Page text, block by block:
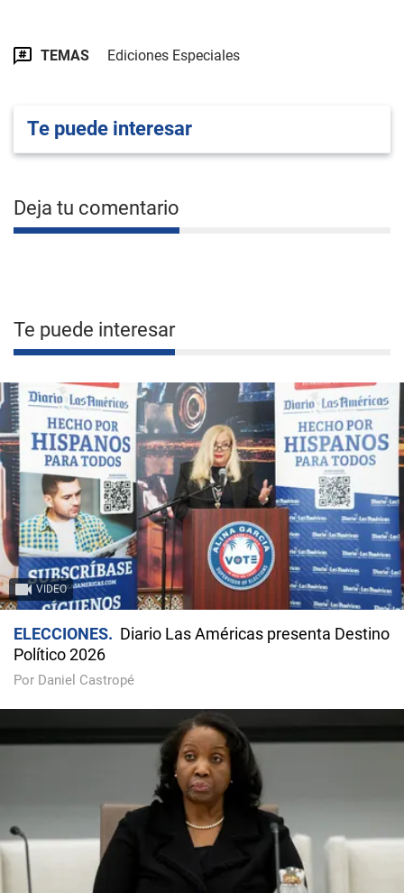
TEMAS Ediciones Especiales
Te puede interesar
Deja tu comentario
Te puede interesar
VIDEO
ELECCIONES
Diario Las Américas presenta Destino
Político 2026
Por Daniel Castropé